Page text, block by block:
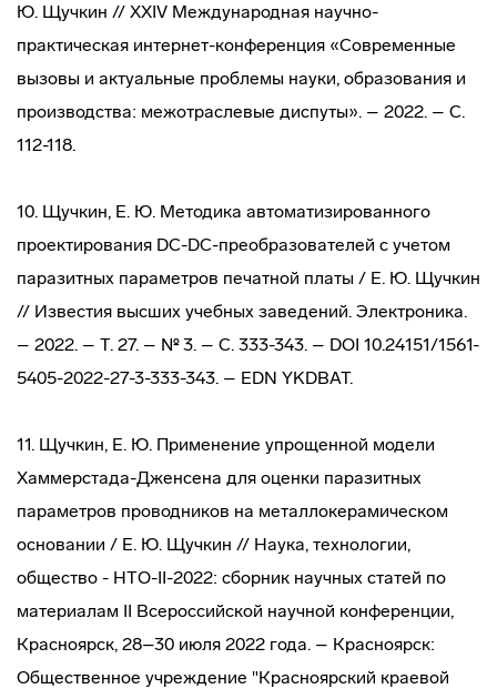
Ю. Щучкин // XXIV Международная научно-
практическая интернет-конференция «Современные
вызовы и актуальные проблемы науки, образования и
производства: межотраслевые диспуты». – 2022. – С.
112-118.
10. Щучкин, Е. Ю. Методика автоматизированного
проектирования DC-DC-преобразователей с учетом
паразитных параметров печатной платы / Е. Ю. Щучкин
// Известия высших учебных заведений. Электроника.
– 2022. – Т. 27. – № 3. – С. 333-343. – DOI 10.24151/1561-
5405-2022-27-3-333-343. – EDN YKDBAT.
11. Щучкин, Е. Ю. Применение упрощенной модели
Хаммерстада-Дженсена для оценки паразитных
параметров проводников на металлокерамическом
основании / Е. Ю. Щучкин // Наука, технологии,
общество - НТО-II-2022: сборник научных статей по
материалам II Всероссийской научной конференции,
Красноярск, 28–30 июля 2022 года. – Красноярск:
Общественное учреждение "Красноярский краевой